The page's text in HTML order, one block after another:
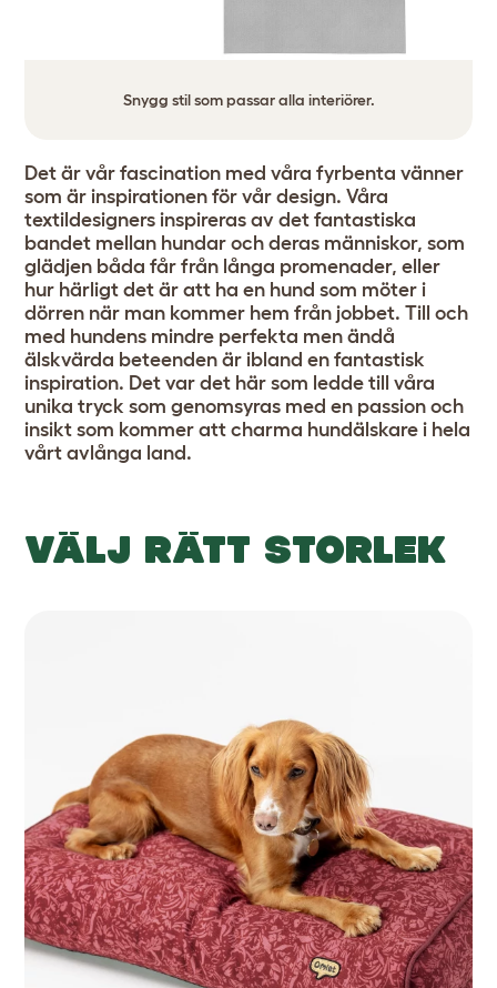
Snygg stil som passar alla interiörer.
Det är vår fascination med våra fyrbenta vänner
som är inspirationen för vår design. Våra
textildesigners inspireras av det fantastiska
bandet mellan hundar och deras människor, som
glädjen båda får från långa promenader, eller
hur härligt det är att ha en hund som möter i
dörren när man kommer hem från jobbet. Till och
med hundens mindre perfekta men ändå
älskvärda beteenden är ibland en fantastisk
inspiration. Det var det här som ledde till våra
unika tryck som genomsyras med en passion och
insikt som kommer att charma hundälskare i hela
vårt avlånga land.
VÄLJ RÄTT STORLEK